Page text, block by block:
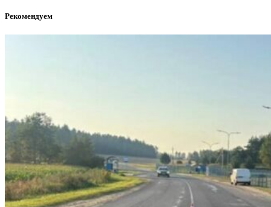
Рекомендуем